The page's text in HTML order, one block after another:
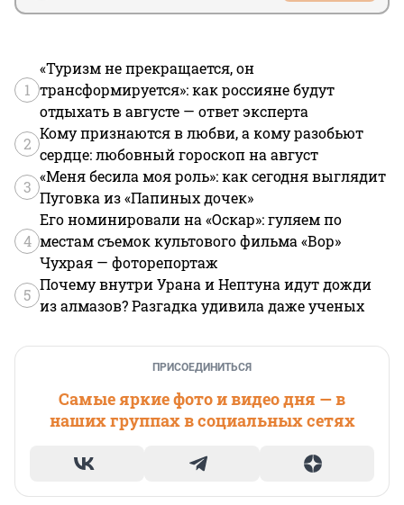
1
«Туризм не прекращается, он
трансформируется»: как россияне будут
отдыхать в августе — ответ эксперта
2
Кому признаются в любви, а кому разобьют
сердце: любовный гороскоп на август
3
«Меня бесила моя роль»: как сегодня выглядит
Пуговка из «Папиных дочек»
4
Его номинировали на «Оскар»: гуляем по
местам съемок культового фильма «Вор»
Чухрая — фоторепортаж
5
Почему внутри Урана и Нептуна идут дожди
из алмазов? Разгадка удивила даже ученых
ПРИСОЕДИНИТЬСЯ
Самые яркие фото и видео дня — в
наших группах в социальных сетях